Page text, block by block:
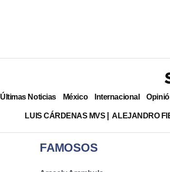
Últimas Noticias México Internacional
LUIS CÁRDENAS MVS ALEJANDRO
FAMOSOS